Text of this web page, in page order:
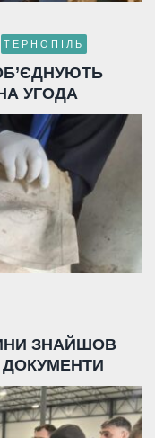
ТЕРНОПІЛЬ
УГОДА
ЗНАЙШОВ
ДОКУМЕНТИ